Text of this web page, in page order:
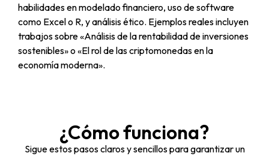
habilidades en modelado financiero, uso de software
como Excel o R, y análisis ético. Ejemplos reales incluyen
trabajos sobre «Análisis de la rentabilidad de inversiones
sostenibles» o «El rol de las criptomonedas en la
economía moderna».
¿Cómo funciona?
Sigue estos pasos claros y sencillos para garantizar un